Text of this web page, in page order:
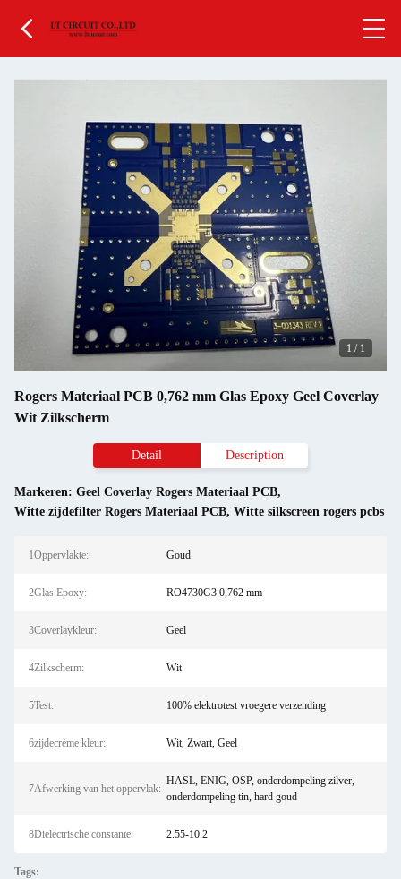
1 / 1
Rogers Materiaal PCB 0,762 mm Glas Epoxy Geel Coverlay
Wit Zilkscherm
Detail Description
Markeren: Geel Coverlay Rogers Materiaal PCB,
Witte zijdefilter Rogers Materiaal PCB, Witte silkscreen rogers pcbs
1Oppervlakte: Goud
2Glas Epoxy: RO4730G3 0,762 mm
3Coverlaykleur: Geel
4Zilkscherm: Wit
5Test: 100% elektrotest vroegere verzending
6zijdecrème kleur: Wit, Zwart, Geel
7Afwerking van het oppervlak:
HASL, ENIG, OSP, onderdompeling zilver,
onderdompeling tin, hard goud
8Dielectrische constante: 2.55-10.2
Tags: